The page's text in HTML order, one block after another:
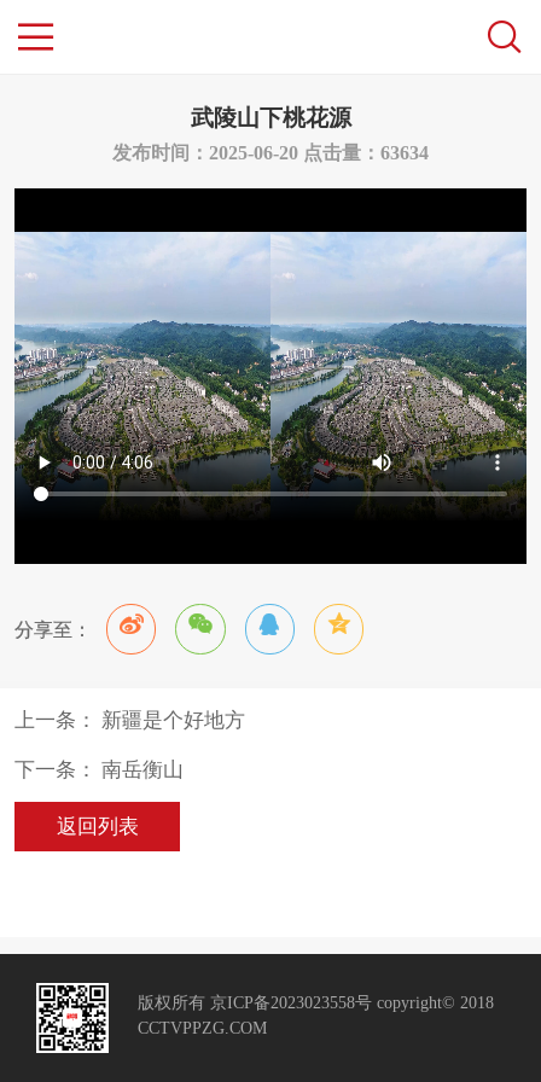
武陵山下桃花源
发布时间：2025-06-20 点击量：63634
分享至：
上一条： 新疆是个好地方
下一条： 南岳衡山
返回列表
版权所有 京ICP备2023023558号 copyright© 2018
CCTVPPZG.COM